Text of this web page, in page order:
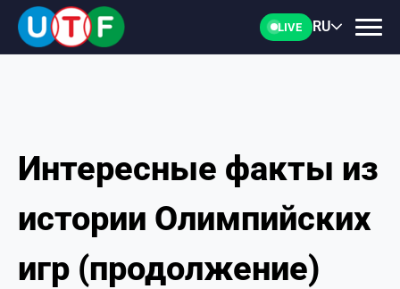
LIVE RU
ГЛАВНАЯ
ФТУ
НОВОСТИ
Интересные факты из
истории Олимпийских
игр (продолжение)